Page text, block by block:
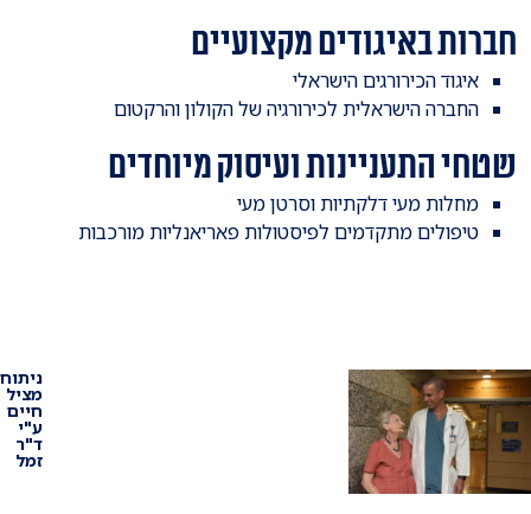
חברות באיגודים מקצועיים
​איגוד הכירורגים הישראלי
החברה הישראלית לכירורגיה של הקולון והרקטום
שטחי התעניינות ועיסוק מיוחדים
​מחלות מעי דלקתיות וסרטן מעי
טיפולים מתקדמים לפיסטולות פאריאנליות מורכבות
ניתוח
מציל
חיים
ע"י
ד"ר
זמל